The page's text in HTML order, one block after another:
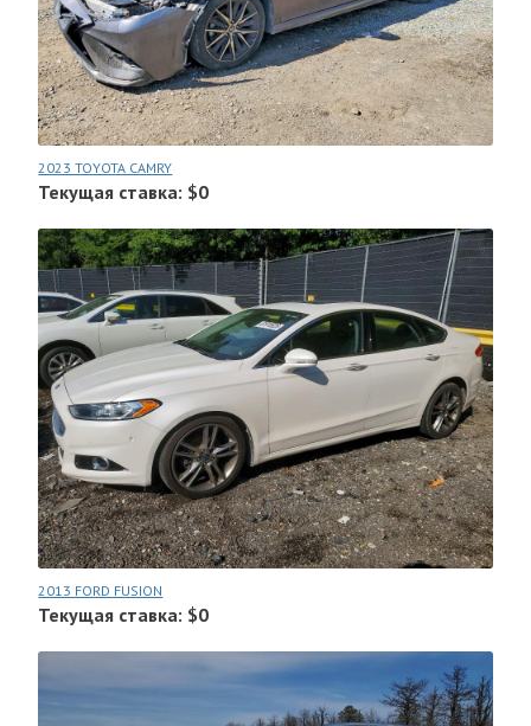
2023 TOYOTA CAMRY
Текущая ставка: $0
2013 FORD FUSION
Текущая ставка: $0